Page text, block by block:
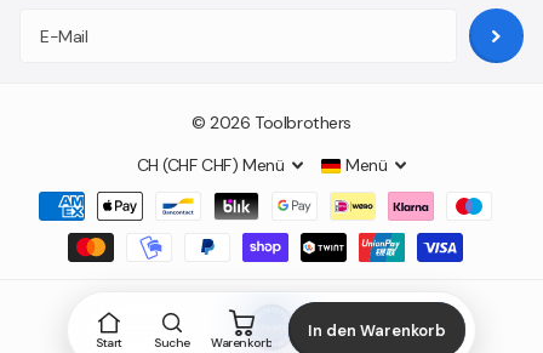
©2026 Toolbrothers
CH (CHF CHF) Menü Menü
Start Suche Warenkorb
In den Warenkorb